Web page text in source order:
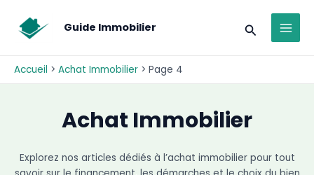
contenu
Guide Immobilier
Accueil Achat Immobilier Page 4
Achat Immobilier
Explorez nos articles dédiés à l’achat immobilier pour tout